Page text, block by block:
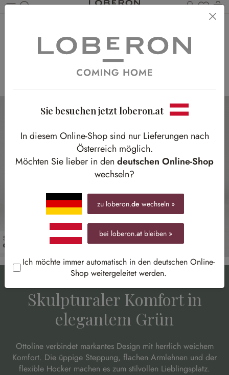
Du
Kollektions-
Highlights
Unsere Lieblingsstücke für die neue Saison
Skulpturaler Komfort in
elegantem Grün
Ottoline verbindet markantes Design mit herrlich weichem
Komfort. Die üppige Steppung, flachen Armlehnen und der
flexible Hocker machen es zum stilvollen Lieblingsplatz.
Sie besuchen jetzt loberon.at
In diesem Online-Shop sind nur Lieferungen nach
Österreich möglich.
Möchten Sie lieber in den deutschen Online-Shop
wechseln?
zu loberon.de wechseln »
bei loberon.at bleiben »
Ich möchte immer automatisch in den deutschen Online-
Shop weitergeleitet werden.